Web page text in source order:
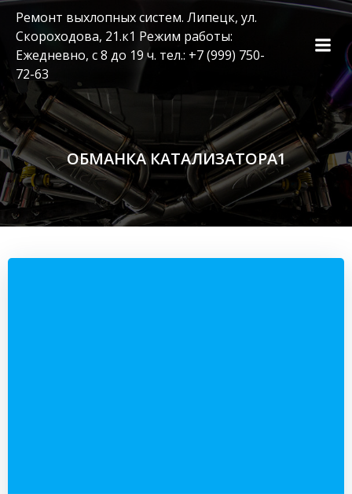
Перейти
к
содержимому
Ремонт выхлопных систем. Липецк, ул.
Скороходова, 21.к1 Режим работы:
Ежедневно, с 8 до 19 ч. тел.: +7 (999) 750-
72-63
ОБМАНКА КАТАЛИЗАТОРА1